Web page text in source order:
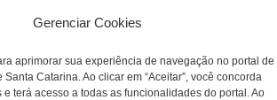
Gerenciar Cookies
aprimorar sua experiência de navegação no portal de
Catarina. Ao clicar em “Aceitar”, você concorda
e terá acesso a todas as funcionalidades do portal. Ao
1214 - Loja 06